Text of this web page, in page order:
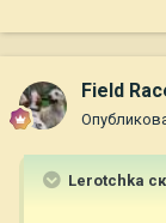
Field
Lerotchka